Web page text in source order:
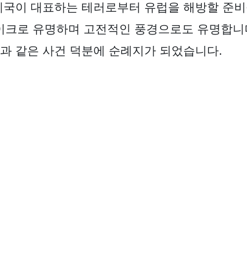
이 대표하는 테러로부터 유럽을 해방할 준비
로 유명하며 고전적인 풍경으로도 유명합
같은 사건 덕분에 순례지가 되었습니다.